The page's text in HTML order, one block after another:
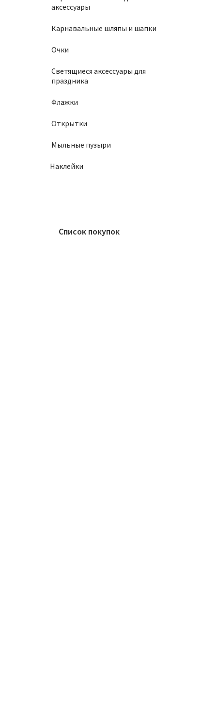
аксессуары
Карнавальные шляпы и шапки
Очки
Светящиеся аксессуары для
праздника
Флажки
Открытки
Мыльные пузыри
Наклейки
Список покупок